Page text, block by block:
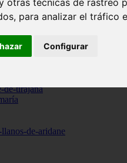
otras técnicas de rastreo
para analizar el tráfico
Configurar
de-isora
de-tirajana
de-aridane